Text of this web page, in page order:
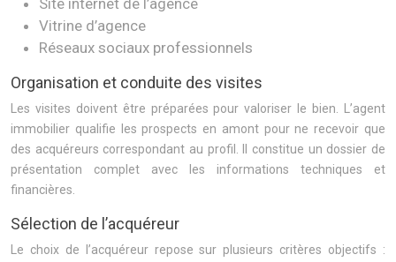
Site internet de l’agence
Vitrine d’agence
Réseaux sociaux professionnels
Organisation et conduite des visites
Les visites doivent être préparées pour valoriser le bien. L’agent
immobilier qualifie les prospects en amont pour ne recevoir que
des acquéreurs correspondant au profil. Il constitue un dossier de
présentation complet avec les informations techniques et
financières.
Sélection de l’acquéreur
Le choix de l’acquéreur repose sur plusieurs critères objectifs :